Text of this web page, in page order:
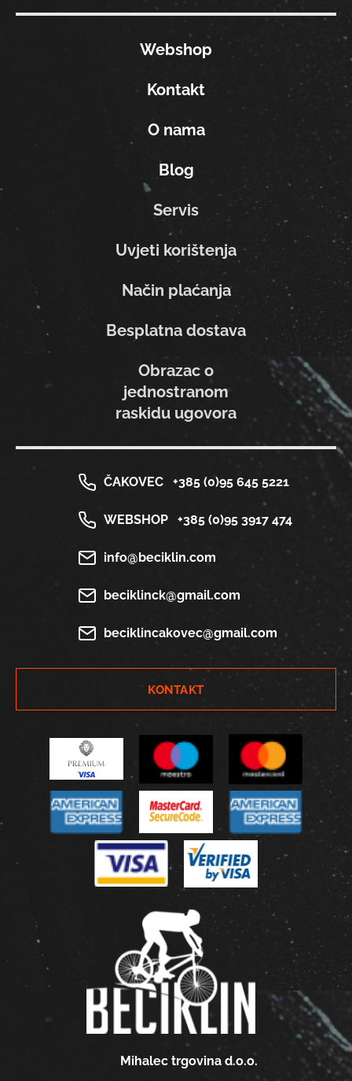
Mihalec trgovina d.o.o.
Webshop
Kontakt
O nama
Blog
Servis
Uvjeti korištenja
Način plaćanja
Besplatna dostava
Obrazac o
jednostranom
raskidu ugovora
ČAKOVEC +385 (0)95 645 5221
WEBSHOP +385 (0)95 3917 474
info@beciklin.com
beciklinck@gmail.com
beciklincakovec@gmail.com
KONTAKT